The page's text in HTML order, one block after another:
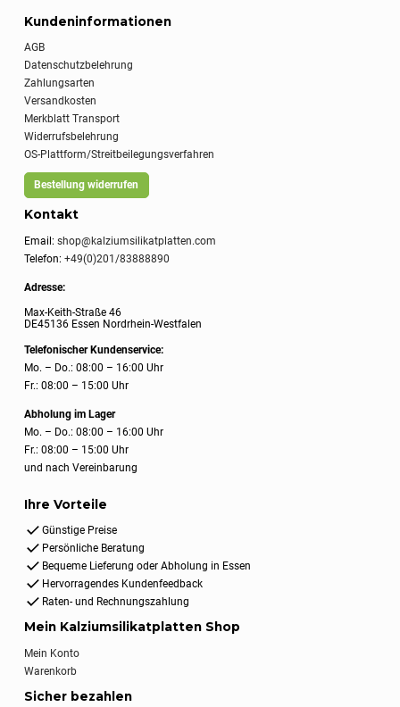
Kundeninformationen
AGB
Datenschutzbelehrung
Zahlungsarten
Versandkosten
Merkblatt Transport
Widerrufsbelehrung
OS-Plattform/Streitbeilegungsverfahren
Bestellung widerrufen
Kontakt
Email:shop@kalziumsilikatplatten.com
Telefon:+49(0)201/83888890
Adresse:
Max-Keith-Straße 46
DE45136 Essen Nordrhein-Westfalen
Telefonischer Kundenservice:
Mo. – Do.: 08:00 – 16:00 Uhr
Fr.: 08:00 – 15:00 Uhr
Abholung im Lager
Mo. – Do.: 08:00 – 16:00 Uhr
Fr.: 08:00 – 15:00 Uhr
und nach Vereinbarung
Ihre Vorteile
Günstige Preise
Persönliche Beratung
Bequeme Lieferung oder Abholung in Essen
Hervorragendes Kundenfeedback
Raten- und Rechnungszahlung
Mein Kalziumsilikatplatten Shop
Mein Konto
Warenkorb
Sicher bezahlen